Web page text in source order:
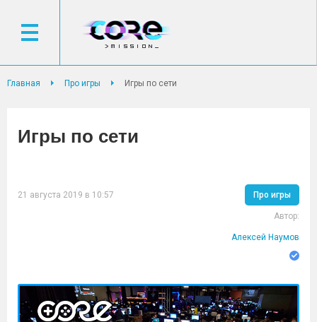
Главная Про игры Игры по сети
Игры по сети
21 августа 2019 в 10:57 Про игры
Автор:
Алексей Наумов